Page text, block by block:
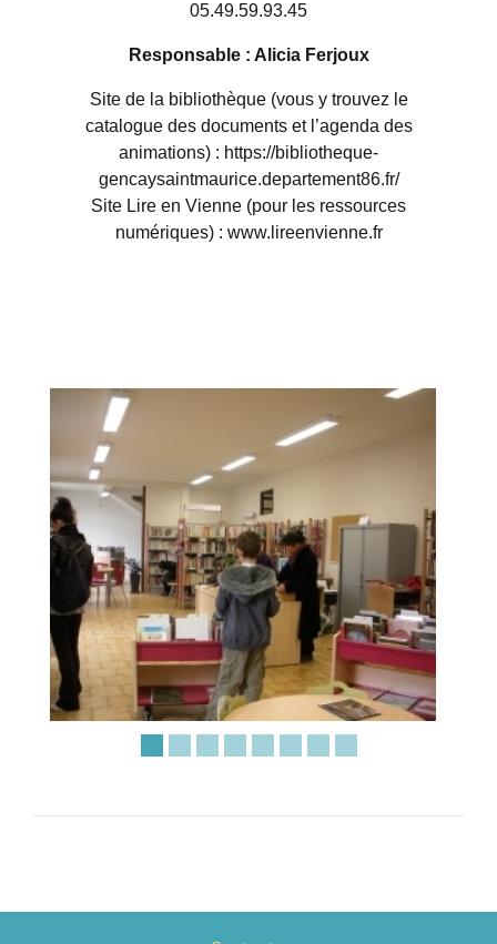
05.49.59.93.45
Responsable : Alicia Ferjoux
Site de la bibliothèque (vous y trouvez le
catalogue des documents et l’agenda des
animations) : https://bibliotheque-
gencaysaintmaurice.departement86.fr/
Site Lire en Vienne (pour les ressources
numériques) : www.lireenvienne.fr